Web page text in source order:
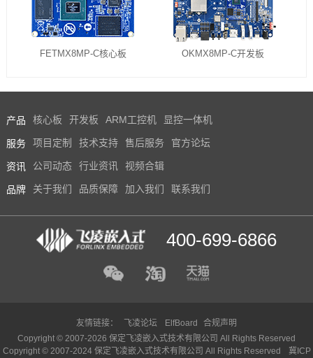
FETMX8MP-C核心板 OKMX8MP-C开发板
产品 核心板 开发板 ARM工控机 显控一体机
服务 项目定制 技术支持 售后服务 官方论坛
资讯 公司动态 行业资讯 视频合辑
品牌 关于我们 品质保障 加入我们 联系我们
400-699-6866
友情链接： 飞凌论坛 ElfBoard
合规声明
Copyright © 2007-2026 保定飞凌嵌入式技术有限公司 All Rights Reserved
Copyright © 2007-2024 保定飞凌嵌入式技术有限公司 All Rights Reserved
冀ICP